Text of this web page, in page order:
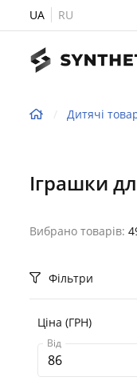
UA RU
Дитячі
Іграшки
Вибрано товарів:
Фільтри
Ціна (ГРН)
Від